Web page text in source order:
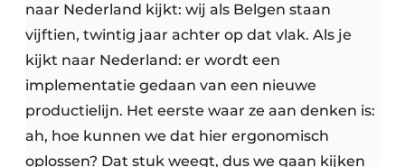
naar Nederland kijkt: wij als Belgen staan
vijftien, twintig jaar achter op dat vlak. Als je
kijkt naar Nederland: er wordt een
implementatie gedaan van een nieuwe
productielijn. Het eerste waar ze aan denken is:
ah, hoe kunnen we dat hier ergonomisch
oplossen? Dat stuk weegt, dus we gaan kijken